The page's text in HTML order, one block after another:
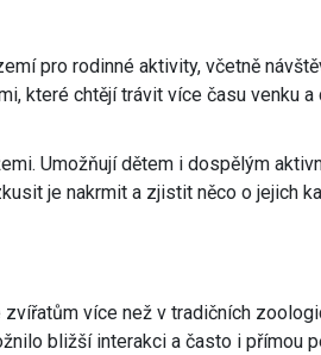
pro rodinné aktivity, včetně
které chtějí trávit více času venku
Umožňují dětem i dospělým
je nakrmit a zjistit něco o jejich
více než v tradičních
bližší interakci a často i přímou